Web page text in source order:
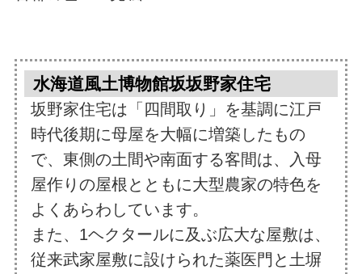
水海道風土博物館坂坂野家住宅
坂野家住宅は「四間取り」を基調に江戸
時代後期に母屋を大幅に増築したもの
で、東側の土間や南面する客間は、入母
屋作りの屋根とともに大型農家の特色を
よくあらわしています。
また、1ヘクタールに及ぶ広大な屋敷は、
従来武家屋敷に設けられた薬医門と土塀